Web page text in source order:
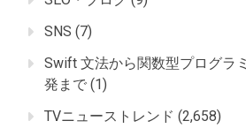
SNS (7)
Swift 文法から関数型プログラ
発まで (1)
TVニューストレンド (2,658)